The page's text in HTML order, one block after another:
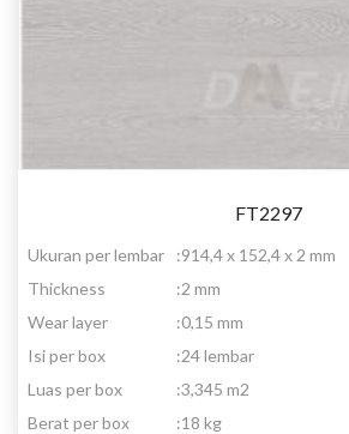
FT2297
Ukuran per lembar :914,4 x 152,4 x 2 mm
Thickness
:2 mm
Wear layer
:0,15 mm
Isi per box
:24 lembar
Luas per box
:3,345 m2
Berat per box
:18 kg